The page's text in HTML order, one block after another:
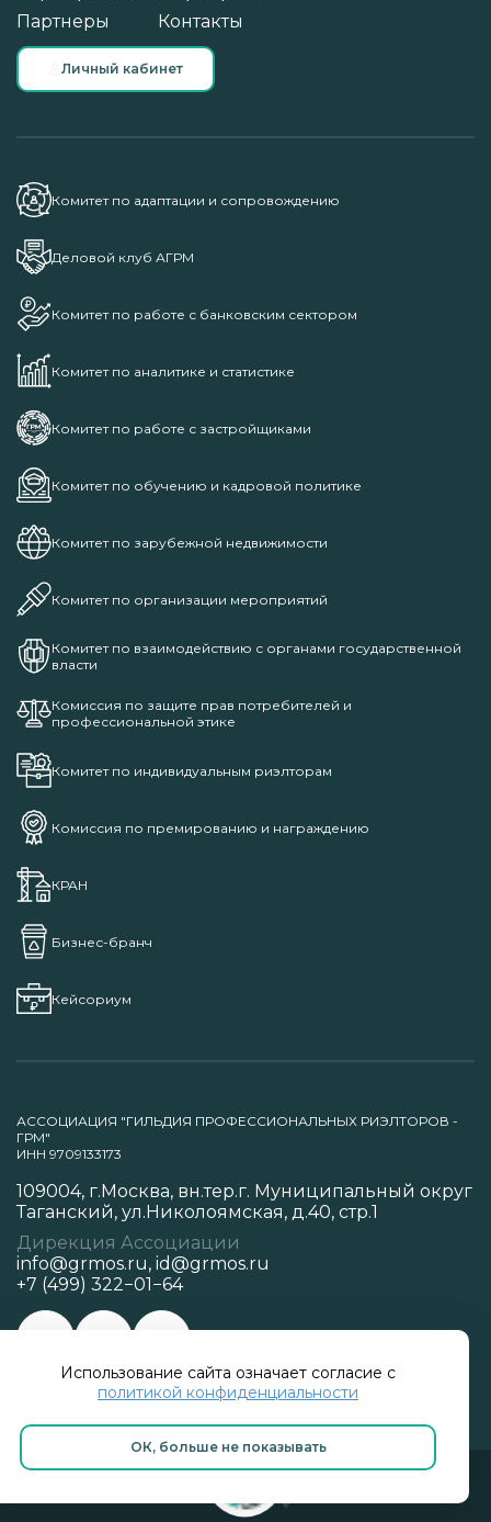
Использование сайта означает согласие с
политикой конфиденциальности
ОК, больше не показывать
Партнеры
Контакты
Личный кабинет
Комитет по адаптации и сопровождению
Деловой клуб АГРМ
Комитет по работе с банковским сектором
Комитет по аналитике и статистике
Комитет по работе с застройщиками
Комитет по обучению и кадровой политике
Комитет по зарубежной недвижимости
Комитет по организации мероприятий
Комитет по взаимодействию с органами государственной
власти
Комиссия по защите прав потребителей и
профессиональной этике
Комитет по индивидуальным риэлторам
Комиссия по премированию и награждению
КРАН
Бизнес-бранч
Кейсориум
АССОЦИАЦИЯ "ГИЛЬДИЯ ПРОФЕССИОНАЛЬНЫХ РИЭЛТОРОВ -
ГРМ"
ИНН 9709133173
109004, г.Москва, вн.тер.г. Муниципальный округ
Таганский, ул.Николоямская, д.40, стр.1
Дирекция Ассоциации
info@grmos.ru, id@grmos.ru
+7 (499) 322−01−64
Политика конфиденциальности